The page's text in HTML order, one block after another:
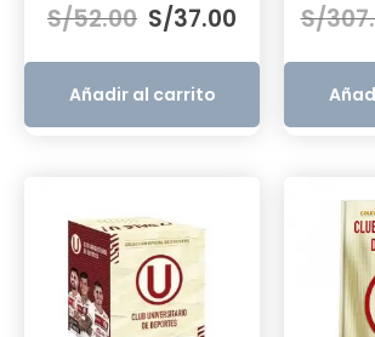
S/52.00 precio
original
era:
S/37.00
actual
S/37.00.
Añadir al carrito
S/